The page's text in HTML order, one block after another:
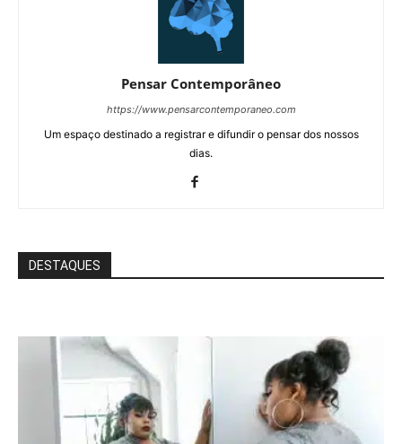
Pensar Contemporâneo
https://www.pensarcontemporaneo.com
Um espaço destinado a registrar e difundir o pensar dos nossos
dias.
DESTAQUES